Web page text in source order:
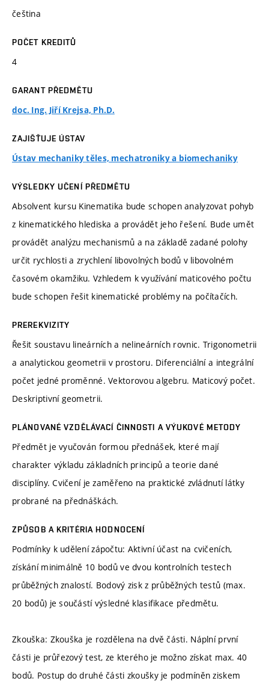
čeština
POČET KREDITŮ
4
GARANT PŘEDMĚTU
doc. Ing. Jiří Krejsa, Ph.D.
ZAJIŠŤUJE ÚSTAV
Ústav mechaniky těles, mechatroniky a biomechaniky
VÝSLEDKY UČENÍ PŘEDMĚTU
Absolvent kursu Kinematika bude schopen analyzovat pohyb
z kinematického hlediska a provádět jeho řešení. Bude umět
provádět analýzu mechanismů a na základě zadané polohy
určit rychlosti a zrychlení libovolných bodů v libovolném
časovém okamžiku. Vzhledem k využívání maticového počtu
bude schopen řešit kinematické problémy na počítačích.
PREREKVIZITY
Řešit soustavu lineárních a nelineárních rovnic. Trigonometrii
a analytickou geometrii v prostoru. Diferenciální a integrální
počet jedné proměnné. Vektorovou algebru. Maticový počet.
Deskriptivní geometrii.
PLÁNOVANÉ VZDĚLÁVACÍ ČINNOSTI A VÝUKOVÉ METODY
Předmět je vyučován formou přednášek, které mají
charakter výkladu základních principů a teorie dané
disciplíny. Cvičení je zaměřeno na praktické zvládnutí látky
probrané na přednáškách.
ZPŮSOB A KRITÉRIA HODNOCENÍ
Podmínky k udělení zápočtu: Aktivní účast na cvičeních,
získání minimálně 10 bodů ve dvou kontrolních testech
průběžných znalostí. Bodový zisk z průběžných testů (max.
20 bodů) je součástí výsledné klasifikace předmětu.
Zkouška: Zkouška je rozdělena na dvě části. Náplní první
části je průřezový test, ze kterého je možno získat max. 40
bodů. Postup do druhé části zkoušky je podmíněn ziskem